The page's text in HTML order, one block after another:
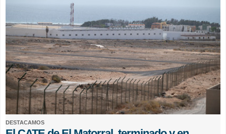
DESTACAMOS